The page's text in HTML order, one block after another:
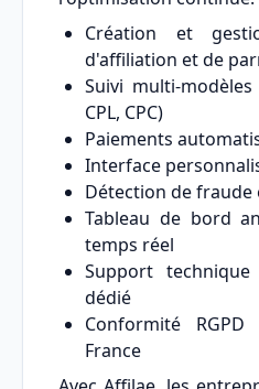
Création et
d'affiliation et de
Suivi multi-
CPL, CPC)
Paiements
Interface
Détection de
Tableau de bord
temps réel
Support
dédié
Conformité
France